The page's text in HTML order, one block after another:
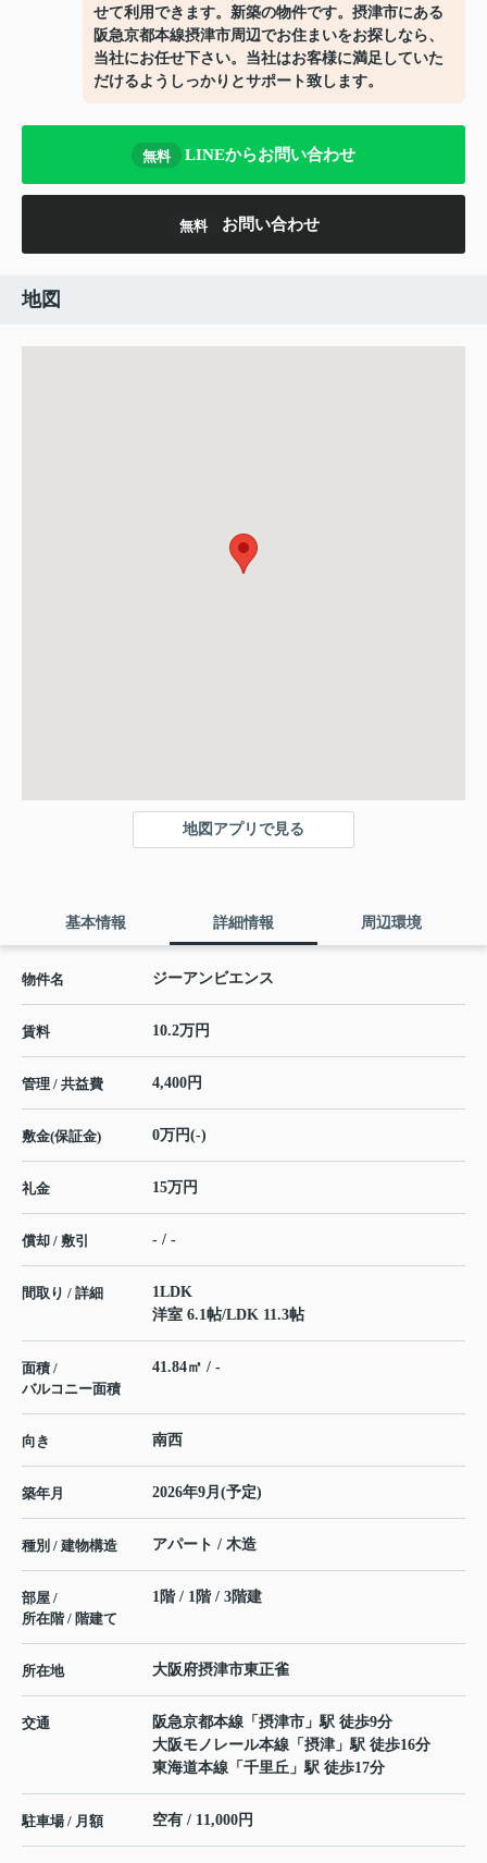
せて利用できます。新築の物件です。摂津市にある
阪急京都本線摂津市周辺でお住まいをお探しなら、
当社にお任せ下さい。当社はお客様に満足していた
だけるようしっかりとサポート致します。
無料 LINEからお問い合わせ
無料 お問い合わせ
地図
地図アプリで見る
基本情報 詳細情報 周辺環境
物件名 ジーアンビエンス
賃料 10.2万円
管理 / 共益費 4,400円
敷金(保証金) 0万円(-)
礼金 15万円
償却 / 敷引 - / -
間取り / 詳細
1LDK
洋室 6.1帖/LDK 11.3帖
面積 /
バルコニー面積
41.84㎡ / -
向き 南西
築年月 2026年9月(予定)
種別 / 建物構造 アパート / 木造
部屋 /
所在階 / 階建て
1階 / 1階 / 3階建
所在地 大阪府摂津市東正雀
交通 阪急京都本線 「 摂津市 」駅 徒歩9分
大阪モノレール本線 「 摂津 」駅 徒歩16分
東海道本線 「 千里丘 」駅 徒歩17分
駐車場 / 月額 空有 / 11,000円